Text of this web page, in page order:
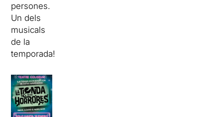
persones.
Un dels
musicals
de la
temporada!